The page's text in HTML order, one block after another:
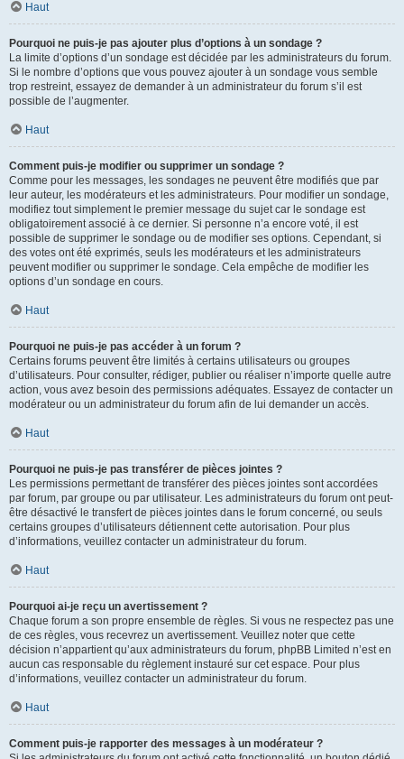
Haut
Pourquoi ne puis-je pas ajouter plus d’options à un sondage ?
La limite d’options d’un sondage est décidée par les administrateurs du forum.
Si le nombre d’options que vous pouvez ajouter à un sondage vous semble
trop restreint, essayez de demander à un administrateur du forum s’il est
possible de l’augmenter.
Haut
Comment puis-je modifier ou supprimer un sondage ?
Comme pour les messages, les sondages ne peuvent être modifiés que par
leur auteur, les modérateurs et les administrateurs. Pour modifier un sondage,
modifiez tout simplement le premier message du sujet car le sondage est
obligatoirement associé à ce dernier. Si personne n’a encore voté, il est
possible de supprimer le sondage ou de modifier ses options. Cependant, si
des votes ont été exprimés, seuls les modérateurs et les administrateurs
peuvent modifier ou supprimer le sondage. Cela empêche de modifier les
options d’un sondage en cours.
Haut
Pourquoi ne puis-je pas accéder à un forum ?
Certains forums peuvent être limités à certains utilisateurs ou groupes
d’utilisateurs. Pour consulter, rédiger, publier ou réaliser n’importe quelle autre
action, vous avez besoin des permissions adéquates. Essayez de contacter un
modérateur ou un administrateur du forum afin de lui demander un accès.
Haut
Pourquoi ne puis-je pas transférer de pièces jointes ?
Les permissions permettant de transférer des pièces jointes sont accordées
par forum, par groupe ou par utilisateur. Les administrateurs du forum ont peut-
être désactivé le transfert de pièces jointes dans le forum concerné, ou seuls
certains groupes d’utilisateurs détiennent cette autorisation. Pour plus
d’informations, veuillez contacter un administrateur du forum.
Haut
Pourquoi ai-je reçu un avertissement ?
Chaque forum a son propre ensemble de règles. Si vous ne respectez pas une
de ces règles, vous recevrez un avertissement. Veuillez noter que cette
décision n’appartient qu’aux administrateurs du forum, phpBB Limited n’est en
aucun cas responsable du règlement instauré sur cet espace. Pour plus
d’informations, veuillez contacter un administrateur du forum.
Haut
Comment puis-je rapporter des messages à un modérateur ?